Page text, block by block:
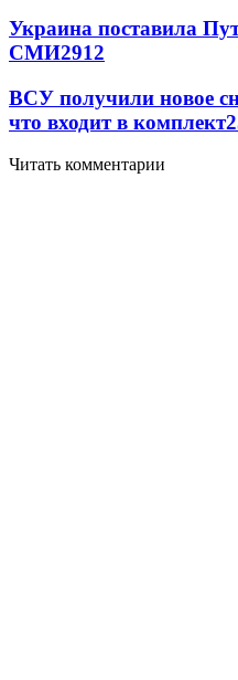
Украина поставила
СМИ2912
ВСУ получили новое
что входит в комплект
Читать комментарии